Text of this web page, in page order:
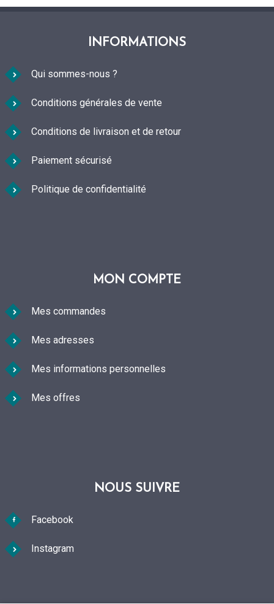
INFORMATIONS
Qui sommes-nous ?
Conditions générales de vente
Conditions de livraison et de retour
Paiement sécurisé
Politique de confidentialité
MON COMPTE
Mes commandes
Mes adresses
Mes informations personnelles
Mes offres
NOUS SUIVRE
Facebook
Instagram